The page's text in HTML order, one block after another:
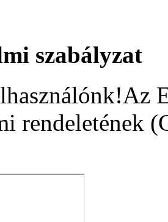
szabályzat
rendeletének